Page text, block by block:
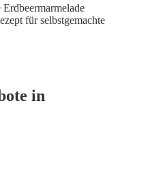
Erdbeermarmelade
für selbstgemachte
in